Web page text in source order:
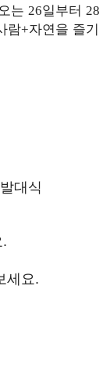
는 26일부터 28
람+자연을 즐기
대식
세요.